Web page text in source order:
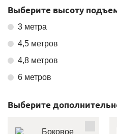
Выберите высоту
3 метра
4,5 метров
4,8 метров
6 метров
Выберите